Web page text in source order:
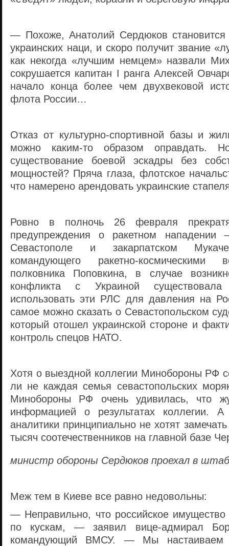
— Похоже, Анатолий Сердюков становится
украинских наци, и скоро получит звание
как некогда «лучшим немцем» назвали
сокрушается капитан I ранга Алексей
начало конца более чем двухвековой
флота России…
Отказ от культурно-спортивной базы и
можно каким-то образом оправдать.
существование боевой эскадры без
мощностей? Пряча глаза, флотское
что намерено арендовать украинские
Ровно в полночь 26 февраля
предупреждения о ракетном
Севастополе и закарпатском
командующего ракетно-космическими
полковника Поповкина, в случае
конфликта с Украиной существовала
использовать эти РЛС для давления на
самое можно сказать о Севастопольском
который отошел украинской стороне и
контроль спецов НАТО.
Хотя о выездной коллегии Минобороны РФ
ли не каждая семья севастопольских
Минобороны РФ очень удивилась, что
информацией о результатах коллегии. А
аналитики принципиально не хотят
тысяч соотечественников на главной базе
министр обороны Сердюков проехал в
Меж тем в Киеве все равно недовольны:
— Неправильно, что российское имущество
по кускам, — заявил вице-адмирал
командующий ВМСУ. — Мы настаиваем